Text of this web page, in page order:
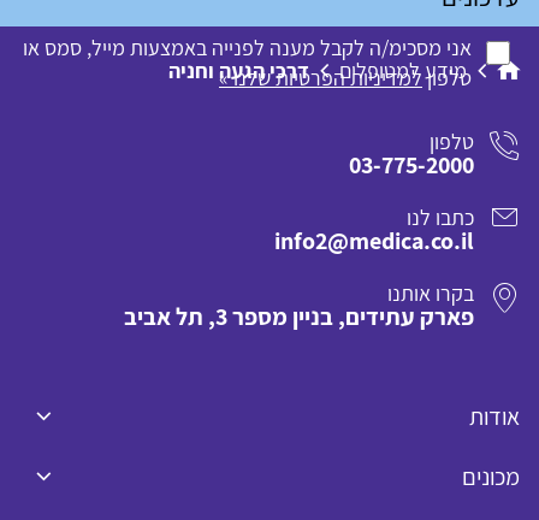
אני מסכימ/ה לקבל מענה לפנייה באמצעות מייל, סמס או
טלפוןלמדיניות הפרטיות שלנו »
מידע למטופלים דרכי הגעה וחניה
טלפון
03-775-2000
כתבו לנו
info2@medica.co.il
בקרו אותנו
פארק עתידים, בניין מספר 3, תל אביב
אודות
מכונים